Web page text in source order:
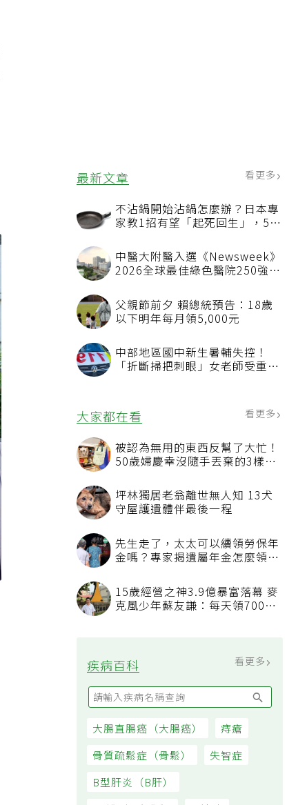
最新文章 看更多
不沾鍋開始沾鍋怎麼辦？日本專
家教1招有望「起死回生」，5情
中醫大附醫入選《Newsweek》
2026全球最佳綠色醫院250強
選 四葉績效指標居台灣最佳
父親節前夕 賴總統預告：18歲
以下明年每月領5,000元
中部地區國中新生暑輔失控！
「折斷掃把刺眼」女老師受重傷
大家都在看
被認為無用的東西反幫了大忙！
50歲婦慶幸沒隨手丟棄的3樣物
品
坪林獨居老翁離世無人知 13犬
先生走了，太太可以續領勞保年
看順位還要看資格
15歲經營之神3.9億暴富落幕 麥
疾病百科